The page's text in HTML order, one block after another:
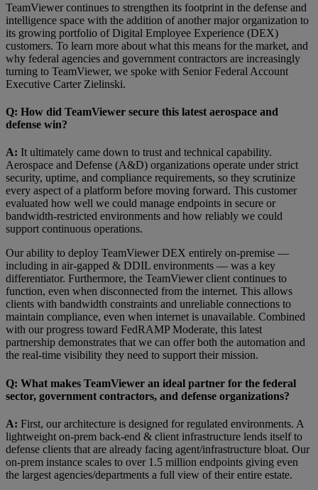
TeamViewer continues to strengthen its footprint in the defense and
intelligence space with the addition of another major organization to
its growing portfolio of Digital Employee Experience (DEX)
customers. To learn more about what this means for the market, and
why federal agencies and government contractors are increasingly
turning to TeamViewer, we spoke with Senior Federal Account
Executive Carter Zielinski.
Q: How did TeamViewer secure this latest aerospace and
defense win?
A: It ultimately came down to trust and technical capability.
Aerospace and Defense (A&D) organizations operate under strict
security, uptime, and compliance requirements, so they scrutinize
every aspect of a platform before moving forward. This customer
evaluated how well we could manage endpoints in secure or
bandwidth-restricted environments and how reliably we could
support continuous operations.
Our ability to deploy TeamViewer DEX entirely on-premise —
including in air-gapped & DDIL environments — was a key
differentiator. Furthermore, the TeamViewer client continues to
function, even when disconnected from the internet. This allows
clients with bandwidth constraints and unreliable connections to
maintain compliance, even when internet is unavailable. Combined
with our progress toward FedRAMP Moderate, this latest
partnership demonstrates that we can offer both the automation and
the real-time visibility they need to support their mission.
Q: What makes TeamViewer an ideal partner for the federal
sector, government contractors, and defense organizations?
A: First, our architecture is designed for regulated environments. A
lightweight on-prem back-end & client infrastructure lends itself to
defense clients that are already facing agent/infrastructure bloat. Our
on-prem instance scales to over 1.5 million endpoints giving even
the largest agencies/departments a full view of their entire estate.